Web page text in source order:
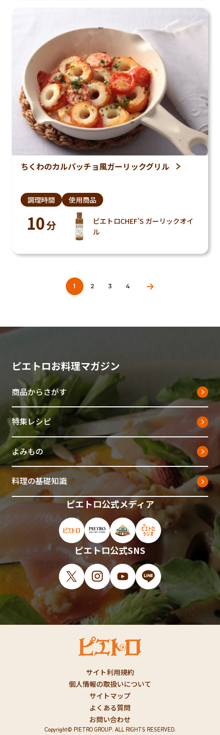
ちくわのカルパッチョ風ガーリックグリル
調理時間
10分
使用商品
ピエトロCHEF’S ガーリックオイ
ル
1 2 3 4
ピエトロお料理マガジン
商品からさがす
特集レシピ
よみもの
料理の基礎知識
ピエトロ公式メディア
ピエトロ公式サイト（新しいウィンドウで
ピエトロオンラインストア（新しい
ピエトロホームタウン（新
ピエトロラジオ（新
ピエトロ公式SNS
X（新しいウィンドウで開きます）
Instagram（新しいウィンドウで開
YouTube（新しいウィンド
LINE（新しいウィン
サイト利用規約
個人情報の取扱いについて
サイトマップ
よくある質問
お問い合わせ
Copyright© PIETRO GROUP. ALL RIGHTS RESERVED.